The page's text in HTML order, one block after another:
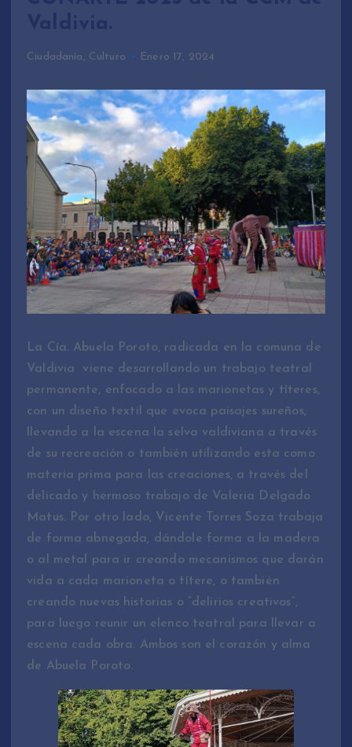
Valdivia.
Ciudadanía , Cultura Enero 17, 2024
La Cía. Abuela Poroto, radicada en la comuna de
Valdivia viene desarrollando un trabajo teatral
permanente, enfocado a las marionetas y títeres,
con un diseño textil que evoca paisajes sureños,
llevando a la escena la selva valdiviana a través
de su recreación o también utilizando esta como
materia prima para las creaciones, a través del
delicado y hermoso trabajo de Valeria Delgado
Matus. Por otro lado, Vicente Torres Soza trabaja
de forma abnegada, dándole forma a la madera
o al metal para ir creando mecanismos que darán
vida a cada marioneta o títere, o también
creando nuevas historias o “delirios creativos”,
para luego reunir un elenco teatral para llevar a
escena cada obra. Ambos son el corazón y alma
de Abuela Poroto.